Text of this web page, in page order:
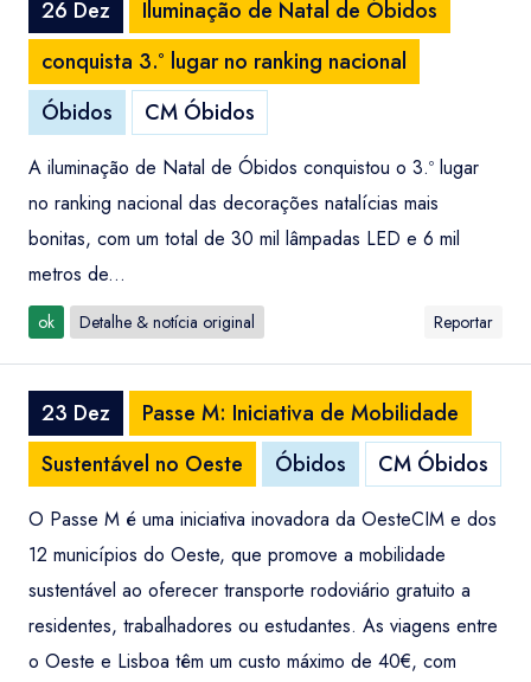
26 Dez
Iluminação de Natal de Óbidos
conquista 3.º lugar no ranking nacional
Óbidos
CM Óbidos
A iluminação de Natal de Óbidos conquistou o 3.º lugar
no ranking nacional das decorações natalícias mais
bonitas, com um total de 30 mil lâmpadas LED e 6 mil
metros de...
ok Detalhe & notícia original Reportar
23 Dez
Passe M: Iniciativa de Mobilidade
Sustentável no Oeste
Óbidos CM Óbidos
O Passe M é uma iniciativa inovadora da OesteCIM e dos
12 municípios do Oeste, que promove a mobilidade
sustentável ao oferecer transporte rodoviário gratuito a
residentes, trabalhadores ou estudantes. As viagens entre
o Oeste e Lisboa têm um custo máximo de 40€, com